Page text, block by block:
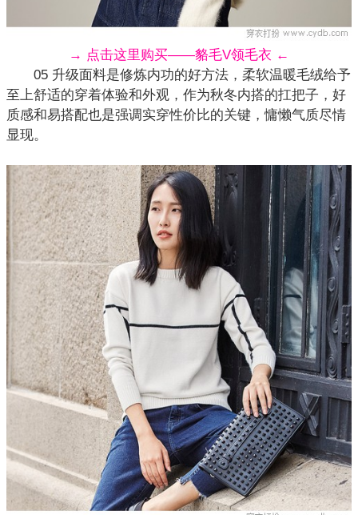
→ 点击这里购买——貉毛V领毛衣 ←
05 升级面料是修炼内功的好方法，柔软温暖毛绒给予
至上舒适的穿着体验和外观，作为秋冬内搭的扛把子，好
质感和易搭配也是强调实穿性价比的关键，慵懒气质尽情
显现。